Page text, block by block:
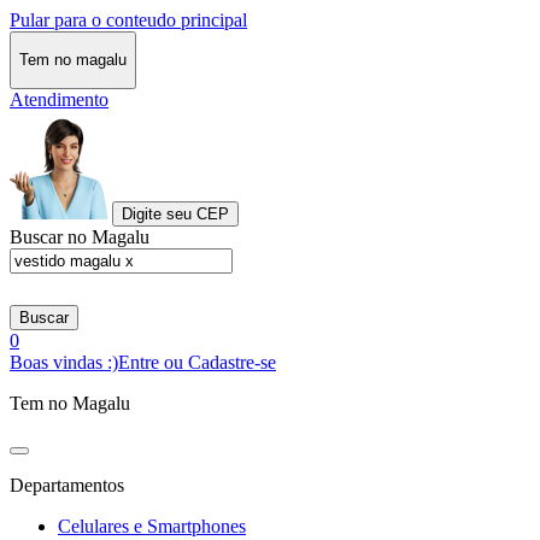
Pular para o conteudo principal
Tem no magalu
Atendimento
Digite seu CEP
Buscar no Magalu
Buscar
0
Boas vindas :)Entre ou Cadastre-se
Tem no Magalu
Departamentos
Celulares e Smartphones